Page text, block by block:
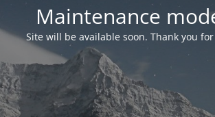
Maintenance
Site will be available soon. Thank you